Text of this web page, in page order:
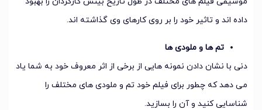
داده اند و تاثیر خود را بر روی کارهای وی گذاشته اند.
تم ها و ملودی ها
دنی با نشان دادن نمونه هایی از برخی از اثر معروف خود به شما یاد
می دهد که چطور برای فیلم خود تم و ملودی های مختلف را
شناسایی کنید و آن را بسازید.